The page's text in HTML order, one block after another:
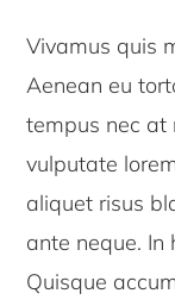
Vivamus quis
Aenean eu
tempus nec at
vulputate
aliquet risus
ante neque.
Quisque